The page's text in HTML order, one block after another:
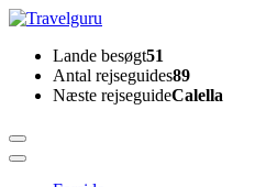
Skip
content
(Press
Enter)
TravelguruLande besøgt51
Antal rejseguides89
Næste rejseguideCalella